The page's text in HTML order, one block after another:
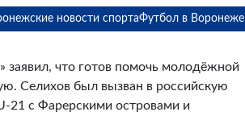
новости спортаФутбол в Воронеже
заявил, что готов помочь молодёжной
Селихов был вызван в российскую
21 с Фарерскими островами и